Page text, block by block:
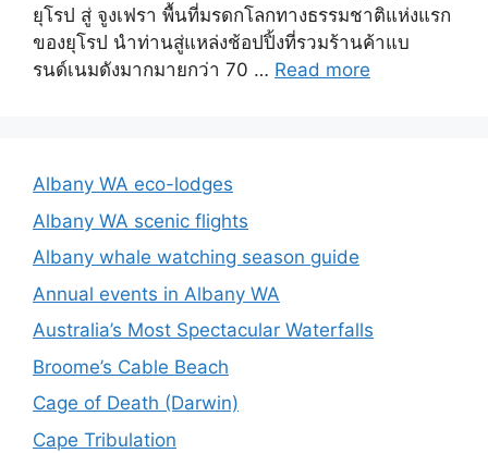
ยุโรป สู่ จูงเฟรา พื้นที่มรดกโลกทางธรรมชาติแห่งแรก
ของยุโรป นำท่านสู่แหล่งช้อปปิ้งที่รวมร้านค้าแบ
รนด์เนมดังมากมายกว่า 70 … Read more
Albany WA eco-lodges
Albany WA scenic flights
Albany whale watching season guide
Annual events in Albany WA
Australia’s Most Spectacular Waterfalls
Broome’s Cable Beach
Cage of Death (Darwin)
Cape Tribulation